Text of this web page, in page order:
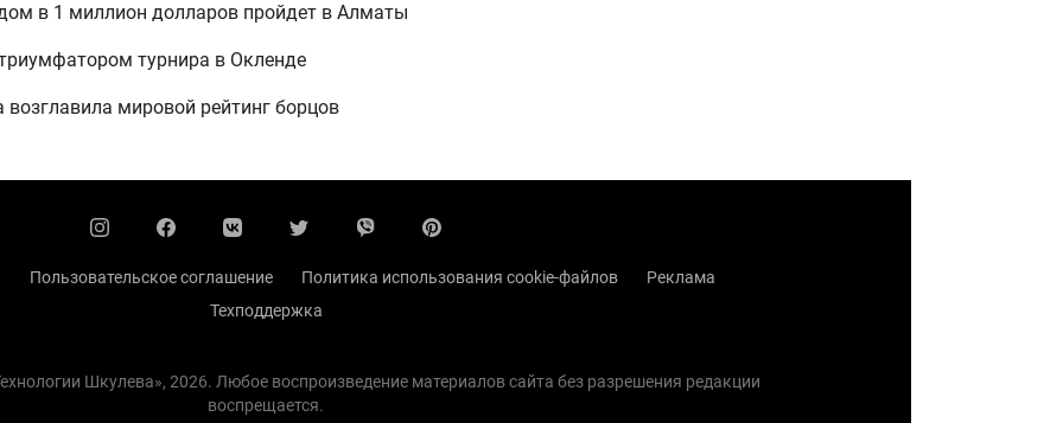
в 1 миллион долларов пройдет в Алматы
турнира в Окленде
мировой рейтинг борцов
Пользовательское соглашение Политика использования cookie-файлов
Реклама
Техподдержка
Шкулева», 2026. Любое воспроизведение материалов сайта без разрешения редакции
воспрещается.